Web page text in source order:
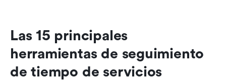
Las 15 principales
herramientas de seguimiento
de tiempo de servicios